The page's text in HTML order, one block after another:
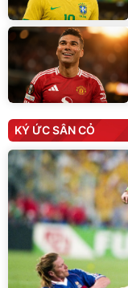
KÝ ỨC SÂN CỎ